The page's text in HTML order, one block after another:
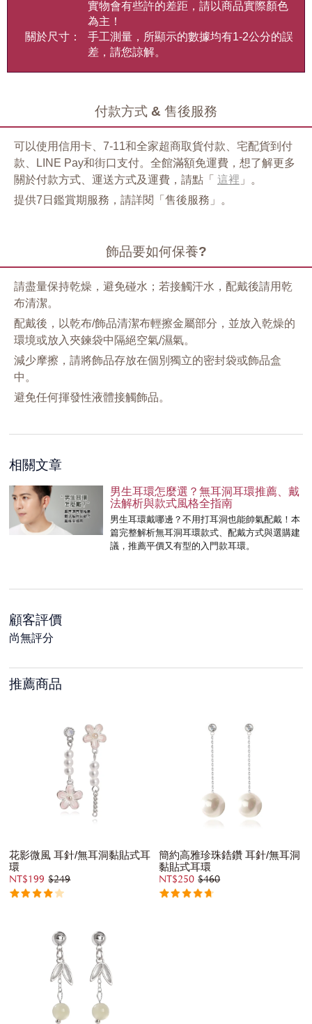
實物會有些許的差距，請以商品實際顏色
為主！
關於尺寸：
手工測量，所顯示的數據均有1-2公分的誤
差，請您諒解。
付款方式 & 售後服務
可以使用信用卡、7-11和全家超商取貨付款、宅配貨到付
款、LINE Pay和街口支付。全館滿額免運費，想了解更多
關於付款方式、運送方式及運費，請點「 這裡 」。
提供7日鑑賞期服務，請詳閱「售後服務」。
飾品要如何保養?
請盡量保持乾燥，避免碰水；若接觸汗水，配戴後請用乾
布清潔。
配戴後，以乾布/飾品清潔布輕擦金屬部分，並放入乾燥的
環境或放入夾鍊袋中隔絕空氣/濕氣。
減少摩擦，請將飾品存放在個別獨立的密封袋或飾品盒
中。
避免任何揮發性液體接觸飾品。
相關文章
男生耳環怎麼選？無耳洞耳環推薦、戴
法解析與款式風格全指南
男生耳環戴哪邊？不用打耳洞也能帥氣配戴！本
篇完整解析無耳洞耳環款式、配戴方式與選購建
議，推薦平價又有型的入門款耳環。
顧客評價
尚無評分
推薦商品
花影微風 耳針/無耳洞黏貼式耳
環
NT$199 $249
簡約高雅珍珠鋯鑽 耳針/無耳洞
黏貼式耳環
NT$250 $460